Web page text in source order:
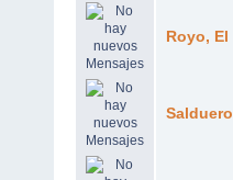
Royo, El
Salduero